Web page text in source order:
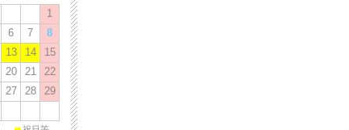
1
6 7
8
13 14
15
20 21
22
27 28
29